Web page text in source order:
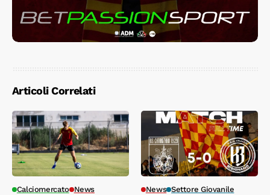
Articoli Correlati
Calciomercato News News Settore Giovanile